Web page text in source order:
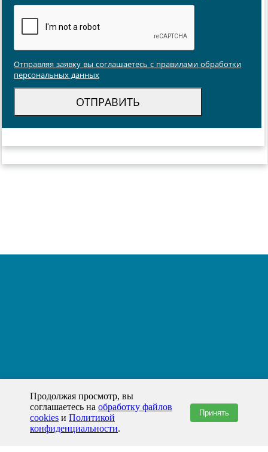
Отправляя заявку вы соглашаетесь с правилами обработки
персональных данных
Продолжая просмотр, вы
соглашаетесь на обработку файлов
cookies и Политикой
конфиденциальности.
Принять